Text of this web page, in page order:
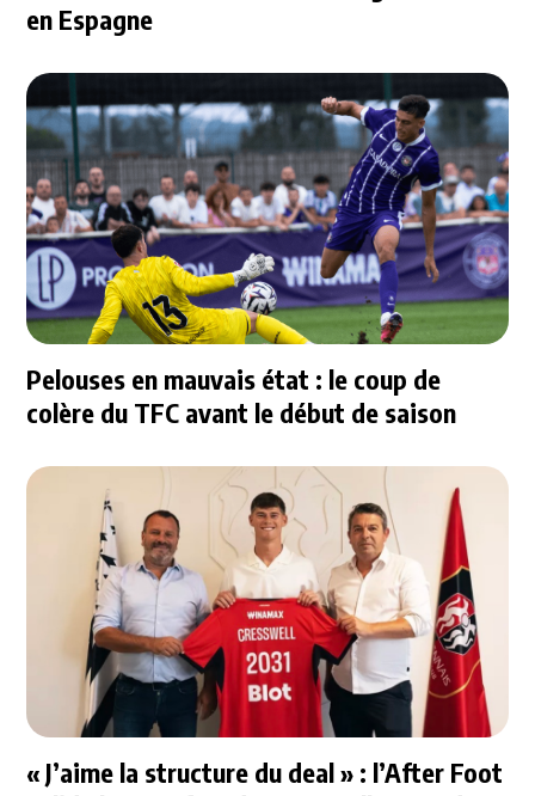
en Espagne
Pelouses en mauvais état : le coup de
colère du TFC avant le début de saison
« J’aime la structure du deal » : l’After Foot